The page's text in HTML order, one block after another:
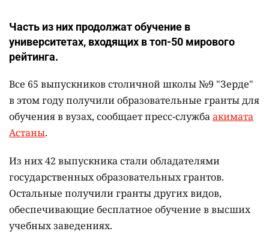
Часть из них продолжат обучение в
университетах, входящих в топ-50 мирового
рейтинга.
Все 65 выпускников столичной школы №9 "Зерде"
в этом году получили образовательные гранты для
обучения в вузах, сообщает пресс-службаакимата
Астаны.
Из них 42 выпускника стали обладателями
государственных образовательных грантов.
Остальные получили гранты других видов,
обеспечивающие бесплатное обучение в высших
учебных заведениях.